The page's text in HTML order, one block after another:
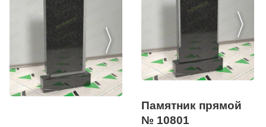
Памятник прямой
№ 10801